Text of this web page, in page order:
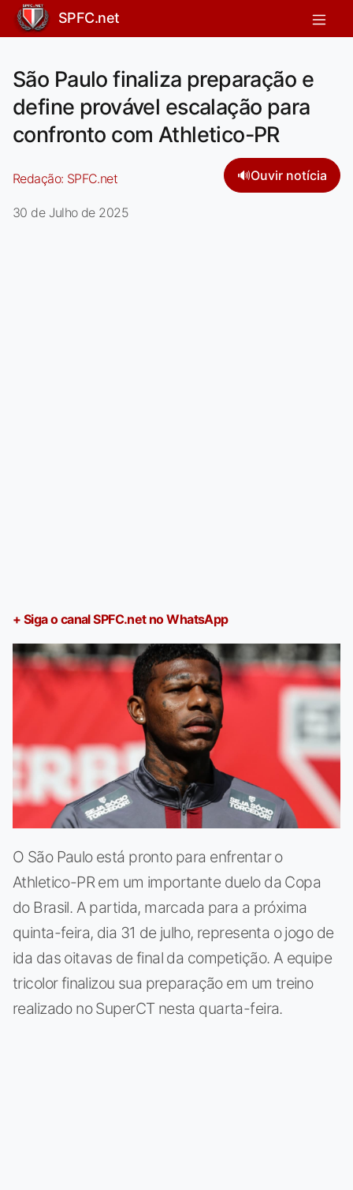
SPFC.net
São Paulo finaliza preparação e
define provável escalação para
confronto com Athletico-PR
Redação: SPFC.net 🔊Ouvir notícia
30 de Julho de 2025
+ Siga o canal SPFC.net no WhatsApp
O São Paulo está pronto para enfrentar o
Athletico-PR em um importante duelo da Copa
do Brasil. A partida, marcada para a próxima
quinta-feira, dia 31 de julho, representa o jogo de
ida das oitavas de final da competição. A equipe
tricolor finalizou sua preparação em um treino
realizado no SuperCT nesta quarta-feira.